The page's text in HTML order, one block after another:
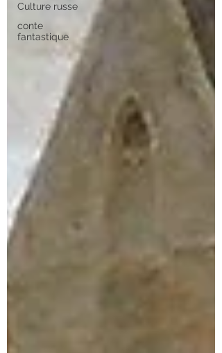
Culture russe
conte
fantastique